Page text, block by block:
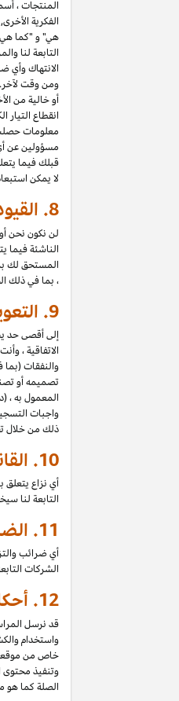
المنتجات ،
الفكرية
هي" و "كما هي
التابعة لنا
الانتهاك وأي
ومن وقت لآخر.
أو خالية من
انقطاع
معلومات
مسؤولين عن
قبلك فيما
لا يمكن
8.
لن نكون نحن
الناشئة فيما
المستحق لك
، بما في ذلك
9.
إلى أقصى حد
الاتفاقية ،
والنفقات
تصميمه أو
المعمول به ،
واجبات
ذلك من خلال
10.
أي نزاع يتعلق
التابعة لنا
11.
أي ضرائب
الشركات
12.
قد نرسل
واستخدام
خاص من موقعك
وتنفيذ
الصلة كما هو